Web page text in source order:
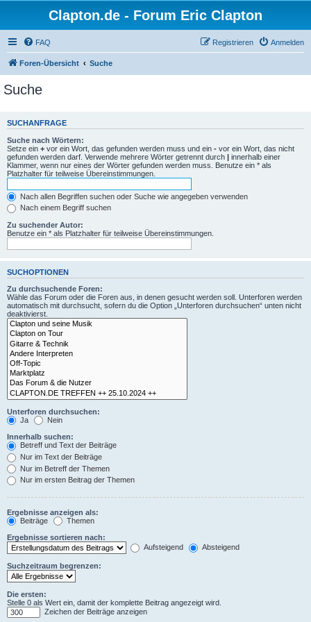
Clapton.de - Forum Eric Clapton
FAQ Anmelden
Registrieren
Foren-Übersicht Suche
Suche
SUCHANFRAGE
Suche nach Wörtern:
Setze ein + vor ein Wort, das gefunden werden muss und ein - vor ein Wort, das nicht
gefunden werden darf. Verwende mehrere Wörter getrennt durch | innerhalb einer
Klammer, wenn nur eines der Wörter gefunden werden muss. Benutze ein * als
Platzhalter für teilweise Übereinstimmungen.
Nach allen Begriffen suchen oder Suche wie angegeben verwenden
Nach einem Begriff suchen
Zu suchender Autor:
Benutze ein * als Platzhalter für teilweise Übereinstimmungen.
SUCHOPTIONEN
Zu durchsuchende Foren:
Wähle das Forum oder die Foren aus, in denen gesucht werden soll. Unterforen werden
automatisch mit durchsucht, sofern du die Option „Unterforen durchsuchen“ unten nicht
deaktivierst.
Unterforen durchsuchen:
Ja
Nein
Innerhalb suchen:
Betreff und Text der Beiträge
Nur im Text der Beiträge
Nur im Betreff der Themen
Nur im ersten Beitrag der Themen
Ergebnisse anzeigen als:
Beiträge
Themen
Ergebnisse sortieren nach:
Aufsteigend
Absteigend
Suchzeitraum begrenzen:
Die ersten:
Stelle 0 als Wert ein, damit der komplette Beitrag angezeigt wird.
Zeichen der Beiträge anzeigen